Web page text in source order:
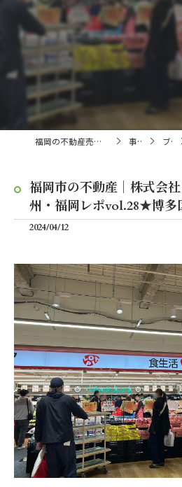
福岡の不動産売買・仲介なら株式会社ランドマーク 事業内容 ブログ
福岡市の不動産｜株式会
州・福岡レポvol.28★博多
2024/04/12